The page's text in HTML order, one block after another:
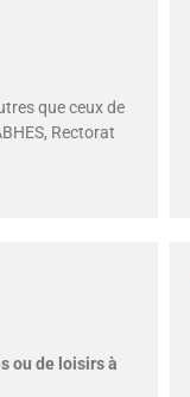
que ceux de
Rectorat
ou de loisirs à